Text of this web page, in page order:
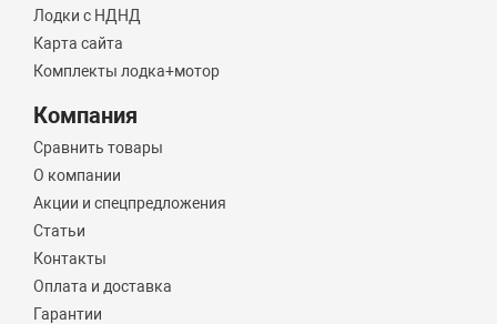
Лодки с НДНД
Карта сайта
Комплекты лодка+мотор
Компания
Сравнить товары
О компании
Акции и спецпредложения
Статьи
Контакты
Оплата и доставка
Гарантии